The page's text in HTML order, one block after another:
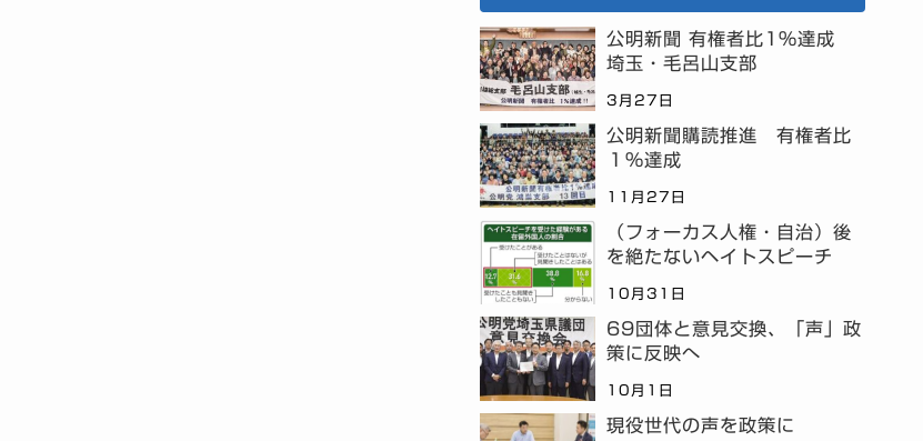
公明新聞 有権者比1%達成
埼玉・毛呂山支部
3月27日
公明新聞購読推進 有権者比
１％達成
11月27日
（フォーカス人権・自治）後
を絶たないヘイトスピーチ
10月31日
69団体と意見交換、「声」政
策に反映へ
10月1日
現役世代の声を政策に